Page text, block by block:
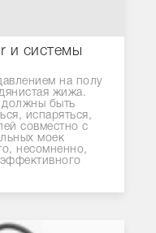
и системы
на полу
жижа.
должны быть
испаряться,
совместно с
моек
несомненно,